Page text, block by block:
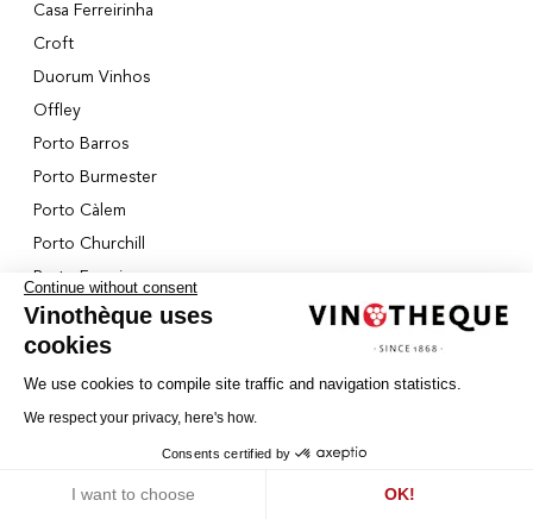
Casa Ferreirinha
Croft
Duorum Vinhos
Offley
Porto Barros
Porto Burmester
Porto Càlem
Porto Churchill
Porto Ferreira
Porto Fonseca
Porto Graham's
Porto Ramos Pinto
Porto Sandeman
Continue without consent
Vinothèque uses
cookies
We use cookies to compile site traffic and navigation statistics.
We respect your privacy, here's how.
Consents certified by
I want to choose OK!
Cookies